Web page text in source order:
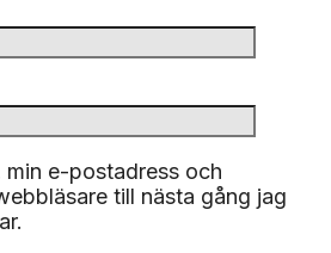
min e-postadress och
till nästa gång jag